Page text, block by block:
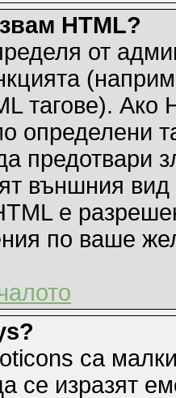
HTML?
от
тагове).
определени
предотвари
външния
е
по ваше
са
се изразят